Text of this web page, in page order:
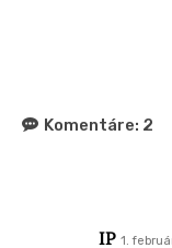
Komentáre: 2
IP 1.